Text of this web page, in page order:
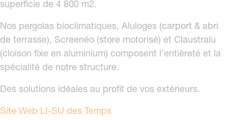
superficie de 4 800 m2.
Nos pergolas bioclimatiques, Aluloges (carport & abri
de terrasse), Screenéo (store motorisé) et Claustralu
(cloison fixe en aluminium) composent l’entièreté et la
spécialité de notre structure.
Des solutions idéales au profit de vos extérieurs.
Site Web LI-SU des Temps